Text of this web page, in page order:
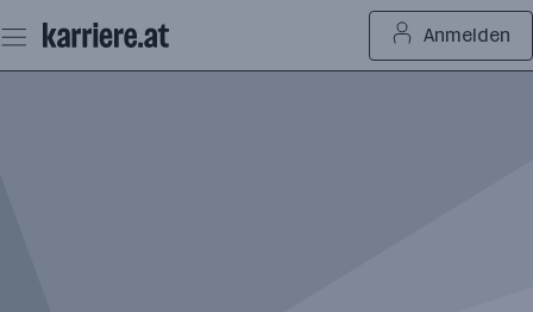
Seiteninhalt
springen
Anmelden